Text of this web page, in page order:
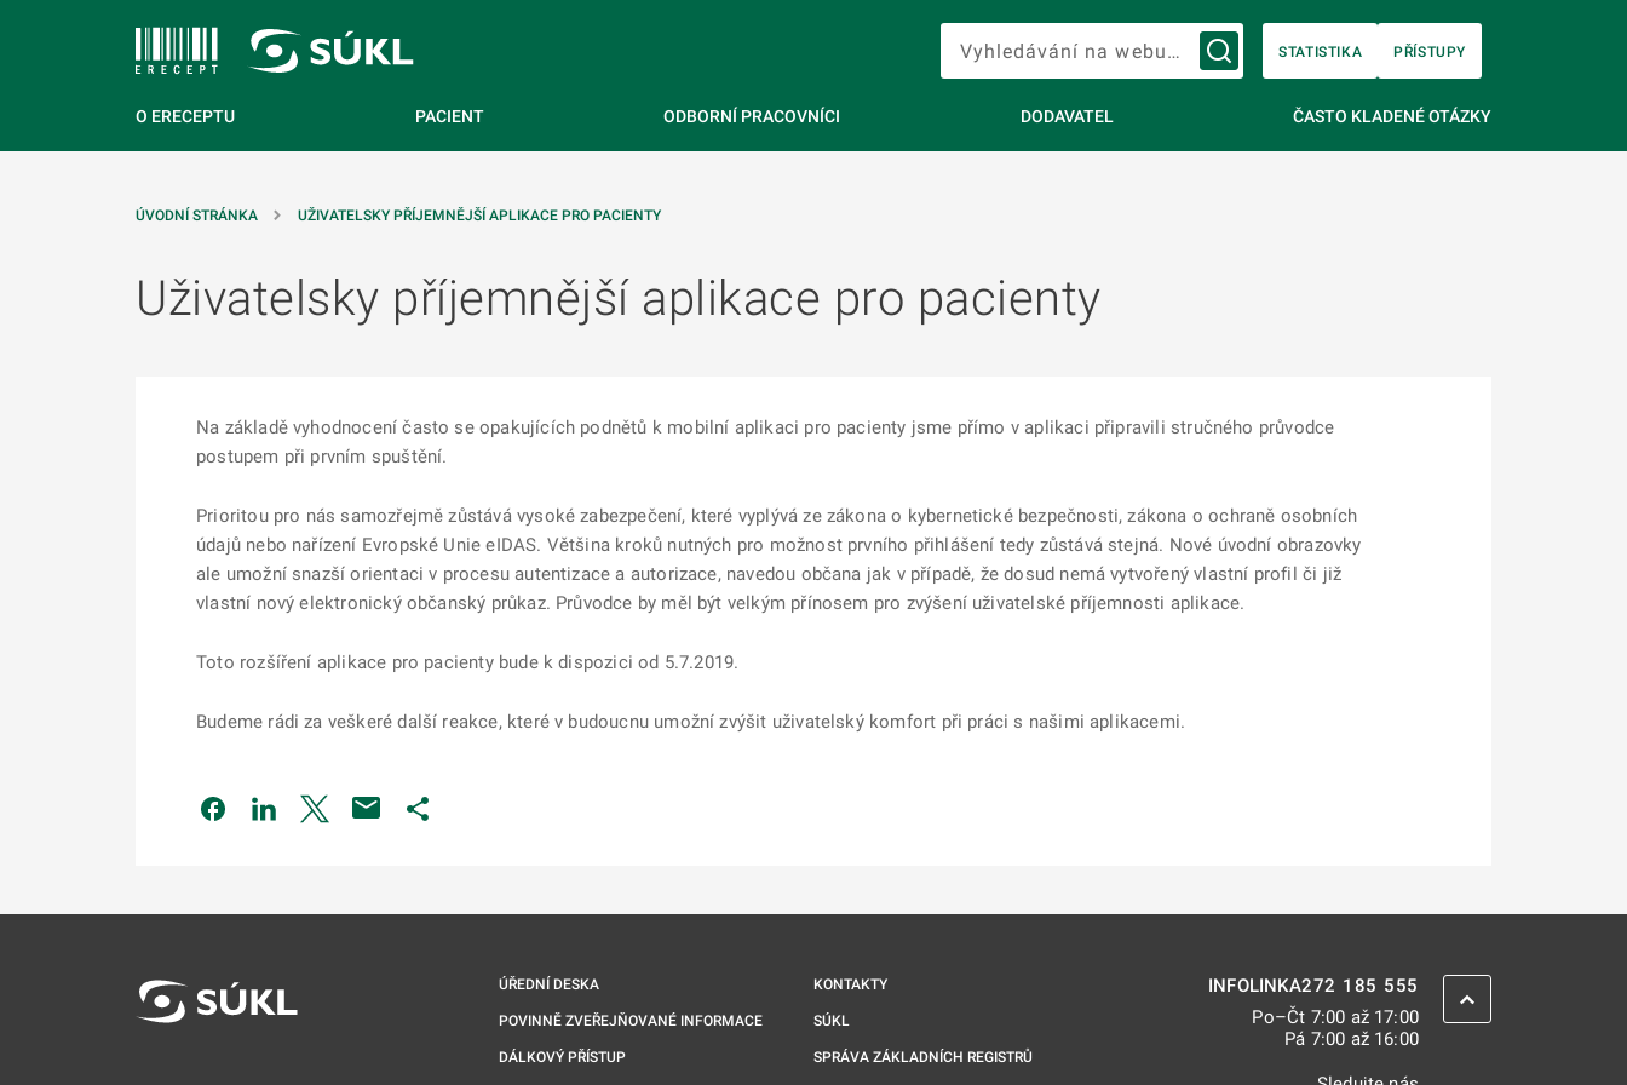
Vyhledávání na webu…
STATISTIKA PŘÍSTUPY
O ERECEPTU PACIENT ODBORNÍ PRACOVNÍCI DODAVATEL ČASTO KLADENÉ OTÁZKY
ÚVODNÍ STRÁNKA UŽIVATELSKY PŘÍJEMNĚJŠÍ APLIKACE PRO PACIENTY
Uživatelsky příjemnější aplikace pro pacienty
Na základě vyhodnocení často se opakujících podnětů k mobilní aplikaci pro pacienty jsme přímo v aplikaci připravili stručného průvodce
postupem při prvním spuštění.
Prioritou pro nás samozřejmě zůstává vysoké zabezpečení, které vyplývá ze zákona o kybernetické bezpečnosti, zákona o ochraně osobních
údajů nebo nařízení Evropské Unie eIDAS. Většina kroků nutných pro možnost prvního přihlášení tedy zůstává stejná. Nové úvodní obrazovky
ale umožní snazší orientaci v procesu autentizace a autorizace, navedou občana jak v případě, že dosud nemá vytvořený vlastní profil či již
vlastní nový elektronický občanský průkaz. Průvodce by měl být velkým přínosem pro zvýšení uživatelské příjemnosti aplikace.
Toto rozšíření aplikace pro pacienty bude k dispozici od 5.7.2019.
Budeme rádi za veškeré další reakce, které v budoucnu umožní zvýšit uživatelský komfort při práci s našimi aplikacemi.
Odkaz se otevře na nové kartě
Odkaz se otevře na nové kartě
Odkaz se otevře na nové kartě
ÚŘEDNÍ DESKA
POVINNĚ ZVEŘEJŇOVANÉ INFORMACE
DÁLKOVÝ PŘÍSTUP
KONTAKTY
SÚKL
SPRÁVA ZÁKLADNÍCH REGISTRŮ
INFOLINKA272 185 555
Po–Čt 7:00 až 17:00
Pá 7:00 až 16:00
ZPĚT NAHORU